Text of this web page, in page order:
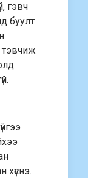
гэвч
буулт
тэвчиж
хүснэ.